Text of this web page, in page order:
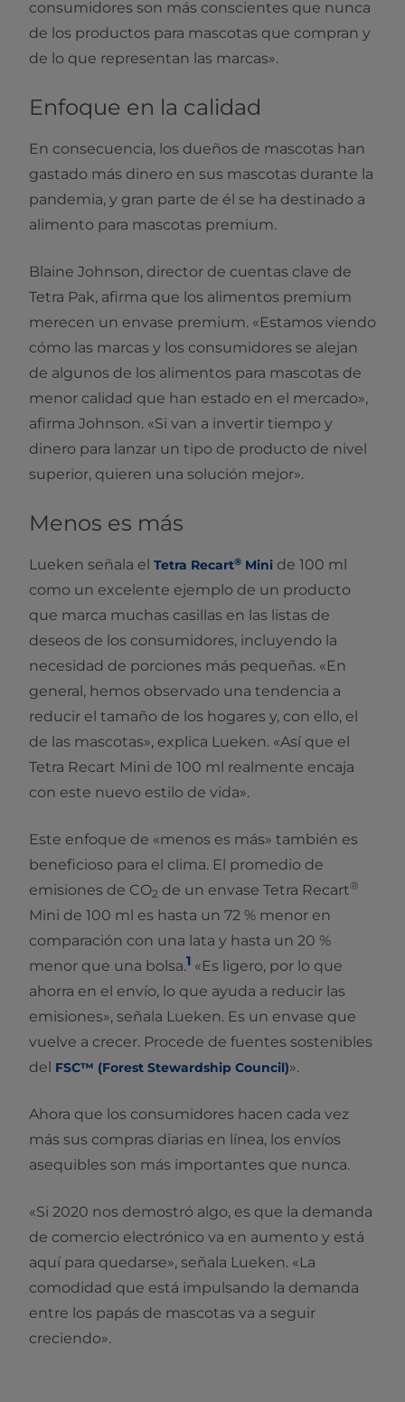
consumidores son más conscientes que nunca
de los productos para mascotas que compran y
de lo que representan las marcas».
Enfoque en la calidad
En consecuencia, los dueños de mascotas han
gastado más dinero en sus mascotas durante la
pandemia, y gran parte de él se ha destinado a
alimento para mascotas premium.
Blaine Johnson, director de cuentas clave de
Tetra Pak, afirma que los alimentos premium
merecen un envase premium. «Estamos viendo
cómo las marcas y los consumidores se alejan
de algunos de los alimentos para mascotas de
menor calidad que han estado en el mercado»,
afirma Johnson. «Si van a invertir tiempo y
dinero para lanzar un tipo de producto de nivel
superior, quieren una solución mejor».
Menos es más
Lueken señala el Tetra Recart® Mini de 100 ml
como un excelente ejemplo de un producto
que marca muchas casillas en las listas de
deseos de los consumidores, incluyendo la
necesidad de porciones más pequeñas. «En
general, hemos observado una tendencia a
reducir el tamaño de los hogares y, con ello, el
de las mascotas», explica Lueken. «Así que el
Tetra Recart Mini de 100 ml realmente encaja
con este nuevo estilo de vida».
Este enfoque de «menos es más» también es
beneficioso para el clima. El promedio de
emisiones de CO2 de un envase Tetra Recart®
Mini de 100 ml es hasta un 72 % menor en
comparación con una lata y hasta un 20 %
menor que una bolsa.1 «Es ligero, por lo que
ahorra en el envío, lo que ayuda a reducir las
emisiones», señala Lueken. Es un envase que
vuelve a crecer. Procede de fuentes sostenibles
del FSC™ (Forest Stewardship Council)».
Ahora que los consumidores hacen cada vez
más sus compras diarias en línea, los envíos
asequibles son más importantes que nunca.
«Si 2020 nos demostró algo, es que la demanda
de comercio electrónico va en aumento y está
aquí para quedarse», señala Lueken. «La
comodidad que está impulsando la demanda
entre los papás de mascotas va a seguir
creciendo».